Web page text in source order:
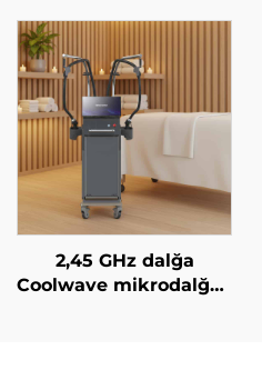
Vt, 4-in-1 əvəz edilə
bilən nöqtələr ilə 755
nm, 808 nm, 940 nm,
1064 nm diod laser saç
çıxarma maşını
2,45 GHz dalğa
Coolwave mikrodalğalı